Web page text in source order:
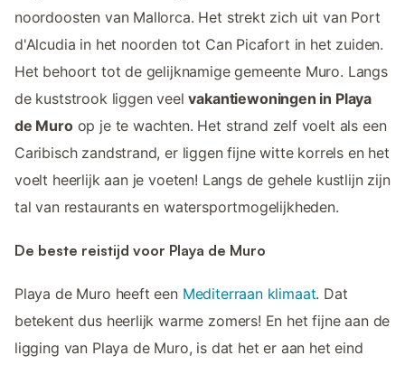
noordoosten van Mallorca. Het strekt zich uit van Port
d'Alcudia in het noorden tot Can Picafort in het zuiden.
Het behoort tot de gelijknamige gemeente Muro. Langs
de kuststrook liggen veelvakantiewoningen in Playa
de Muroop je te wachten. Het strand zelf voelt als een
Caribisch zandstrand, er liggen fijne witte korrels en het
voelt heerlijk aan je voeten! Langs de gehele kustlijn zijn
tal van restaurants en watersportmogelijkheden.
De beste reistijd voor Playa de Muro
Playa de Muro heeft een Mediterraan klimaat. Dat
betekent dus heerlijk warme zomers! En het fijne aan de
ligging van Playa de Muro, is dat het er aan het eind